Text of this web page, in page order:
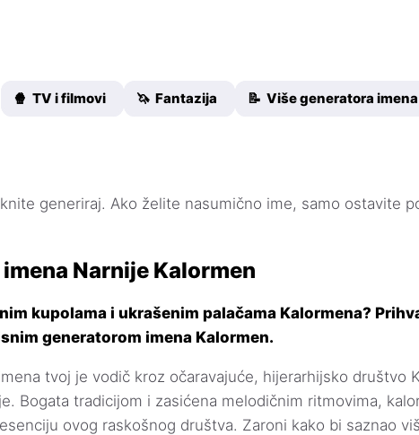
🍿 TV i filmovi 🦄 Fantazija 📝 Više generatora imena
generiraj. Ako želite nasumično ime, samo ostavite
Narnije Kalormen
kupolama i ukrašenim palačama Kalormena?
generatorom imena Kalormen.
tvoj je vodič kroz očaravajuće, hijerarhijsko društvo
Bogata tradicijom i zasićena melodičnim ritmovima,
ovog raskošnog društva. Zaroni kako bi saznao